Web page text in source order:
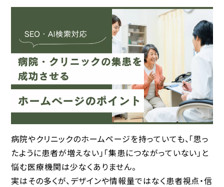
病院やクリニックのホームページを持っていても、「思っ
たように患者が増えない」「集患につながっていない」と
悩む医療機関は少なくありません。
実はその多くが、デザインや情報量ではなく患者視点・信